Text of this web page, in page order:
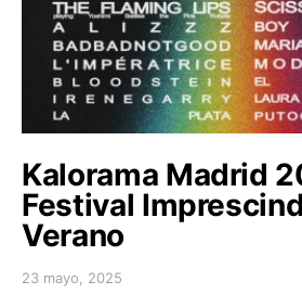
Kalorama Madrid
Festival
Verano
Posted on
23 mayo, 2025